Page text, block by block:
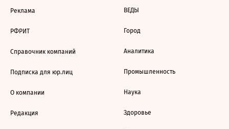
Реклама
РФРИТ
Справочник компаний
Подписка для юр.лиц
О компании
Редакция
ВЕДЫ
Город
Аналитика
Промышленность
Наука
Здоровье